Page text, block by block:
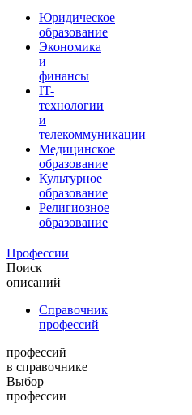
Юридическое
образование
Экономика
и
финансы
IT-
технологии
и
телекоммуникации
Медицинское
образование
Культурное
образование
Религиозное
образование
Профессии
Поиск
описаний
Справочник
профессий
профессий
в справочнике
Выбор
профессии